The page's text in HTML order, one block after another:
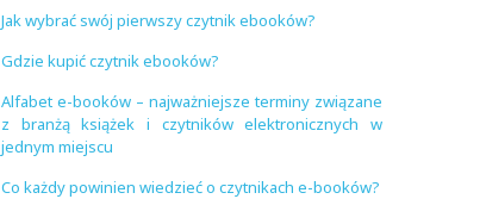
Jak wybrać swój pierwszy czytnik ebooków?
Gdzie kupić czytnik ebooków?
Alfabet e-booków – najważniejsze terminy związane
z branżą książek i czytników elektronicznych w
jednym miejscu
Co każdy powinien wiedzieć o czytnikach e-booków?